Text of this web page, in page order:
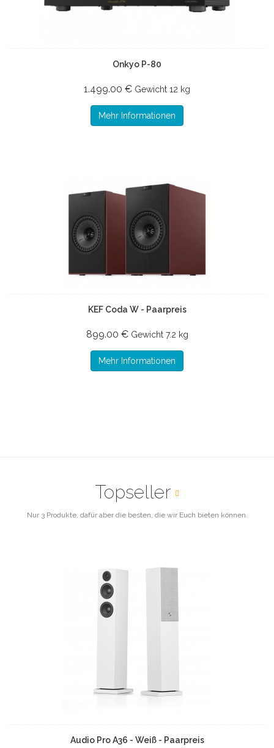
Onkyo P-80
1.499.00 € Gewicht 12 kg
Mehr Informationen
KEF Coda W - Paarpreis
899.00 € Gewicht 7.2 kg
Mehr Informationen
Topseller
Nur 3 Produkte, dafür aber die besten, die wir Euch bieten können.
Audio Pro A36 - Weiß - Paarpreis